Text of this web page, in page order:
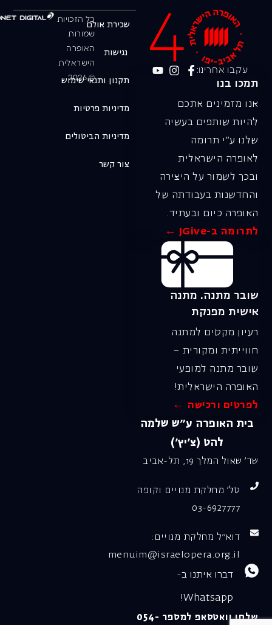
עקבו אחרינו:
תמכו בנו
אנו מזמינים אתכם
להיות שותפים בעשיה
שלנו ע"י תרומה
לאופרה הישראלית
ובכך לשמור על היצירה
והחדשנות בעבודתה של
האופרה כיום ובעתיד.
לתרומה ב-JGive ←
שובר מתנה. מתנה
אישית מפנקת
רעיון מקסים למתנה
חווייתית ומקורית –
שובר מתנה למופעי
האופרה הישראלית!
לפרטים ורכישה ←
בית האופרה ע״ש שלמה
להט (צ׳יץ׳)
שד׳ שאול המלך 19, תל-אביב
טל׳ מחלקת מנויים וקופה
03-6927777
דוא"ל מחלקת מנויים:
menuim@israelopera.org.il
דברו איתנו ב-
Whatsapp!
שלחו וואטסאפ למספר 054-
כל הזכויות
שמורות
האופרה
הישראלית
© 2026
שכירת אולם
נגישות
תקנון ותנאי שימוש
מדיניות פרטיות
מדיניות הביטולים
צור קשר